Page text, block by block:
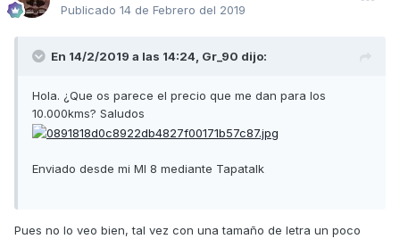
Publicado 14 de Febrero del 2019
En 14/2/2019 a las 14:24, Gr_90 dijo:
Hola. ¿Que os parece el precio que me dan para los
10.000kms? Saludos
Enviado desde mi MI 8 mediante Tapatalk
Pues no lo veo bien, tal vez con una tamaño de letra un poco